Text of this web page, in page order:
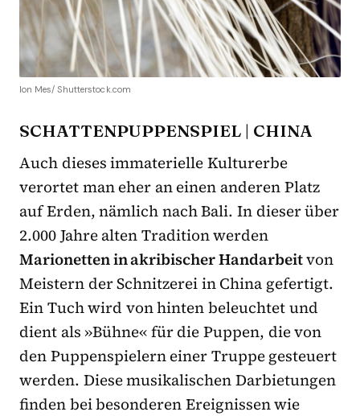
Ion Mes/ Shutterstock.com
SCHATTENPUPPENSPIEL | CHINA
Auch dieses immaterielle Kulturerbe
verortet man eher an einen anderen Platz
auf Erden, nämlich nach Bali. In dieser über
2.000 Jahre alten Tradition werden
Marionetten in akribischer Handarbeitvon
Meistern der Schnitzerei in China gefertigt.
Ein Tuch wird von hinten beleuchtet und
dient als »Bühne« für die Puppen, die von
den Puppenspielern einer Truppe gesteuert
werden. Diese musikalischen Darbietungen
finden bei besonderen Ereignissen wie